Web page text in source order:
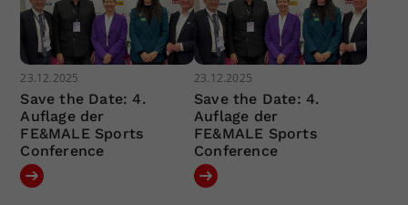
23.12.2025
Save the Date: 4.
Auflage der
FE&MALE Sports
Conference
23.12.2025
Save the Date: 4.
Auflage der
FE&MALE Sports
Conference